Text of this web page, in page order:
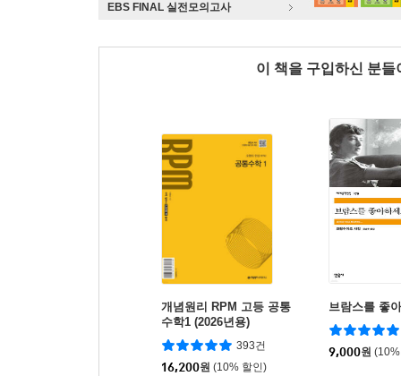
EBS FINAL 실전모의고사
이 책을 구입하신 분
개념원리 RPM 고등 공통
수학1 (2026년용)
393건
16,200원 (10% 할인)
브람스를 좋
9,000원